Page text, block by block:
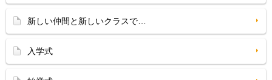
新しい仲間と新しいクラスで…
入学式